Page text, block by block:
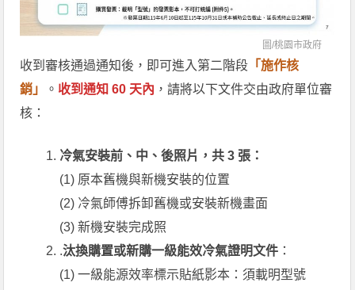
圖/桃園市政府
收到審核通過通知後，即可進入第二階段 「施作核
銷」
。 收到通知 60 天內 ，請將以下文件交由政府單位審
核：
冷氣安裝前、中、後照片，共 3 張：
(1) 原本舊機與新機安裝的位置
(2) 冷氣師傅拆卸舊機或安裝新機畫面
(3) 新機安裝完成照
.汰換購置或新購一級能效冷氣證明文件 ：
(1) 一級能源效率標示貼紙影本：須載明型號